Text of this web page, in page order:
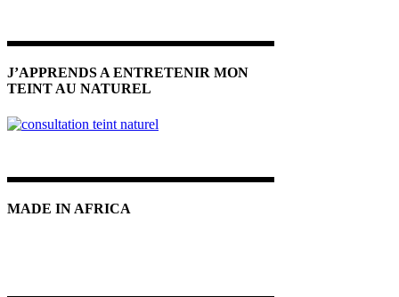
J’APPRENDS A ENTRETENIR MON
TEINT AU NATUREL
MADE IN AFRICA